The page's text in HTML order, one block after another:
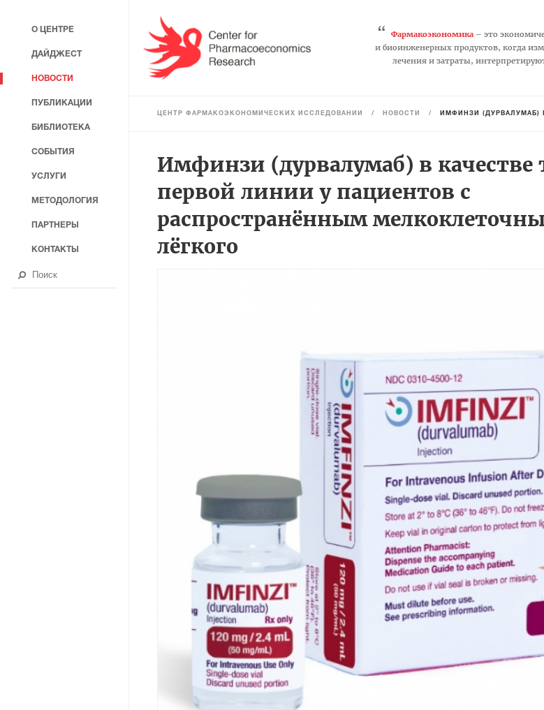
“ Фармакоэкономика– это
и биоинженерных продуктов, когда
лечения и затраты,
ЦЕНТР ФАРМАКОЭКОНОМИЧЕСКИХ ИССЛЕДОВАНИЙ / НОВОСТИ / ИМФИНЗИ (ДУРВАЛУМАБ) В
Имфинзи (дурвалумаб) в качестве
первой линии у пациентов с
распространённым
лёгкого
О ЦЕНТРЕ
ДАЙДЖЕСТ
НОВОСТИ
ПУБЛИКАЦИИ
БИБЛИОТЕКА
СОБЫТИЯ
УСЛУГИ
МЕТОДОЛОГИЯ
ПАРТНЕРЫ
КОНТАКТЫ